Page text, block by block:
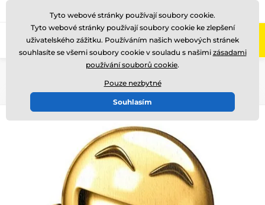
Zavolejte nám (Po-Pá 8-17)
Tyto webové stránky používají soubory cookie.
Tyto webové stránky používají soubory cookie ke zlepšení
uživatelského zážitku. Používáním našich webových stránek
souhlasíte se všemi soubory cookie v souladu s našimi zásadami
používání souborů cookie.
Pouze nezbytné
Souhlasím